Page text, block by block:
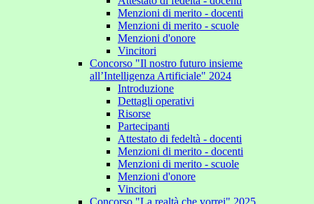
Menzioni di merito - docenti
Menzioni di merito - scuole
Menzioni d'onore
Vincitori
Concorso "Il nostro futuro insieme
all’Intelligenza Artificiale" 2024
Introduzione
Dettagli operativi
Risorse
Partecipanti
Attestato di fedeltà - docenti
Menzioni di merito - docenti
Menzioni di merito - scuole
Menzioni d'onore
Vincitori
Concorso "La realtà che vorrei" 2025